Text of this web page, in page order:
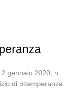
gennaio 2020, n.
di ottemperanza